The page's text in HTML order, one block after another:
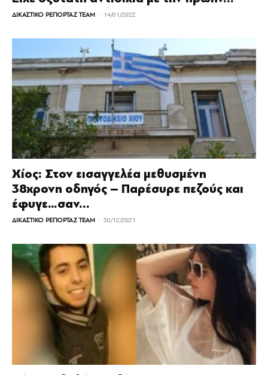
ΔΙΚΑΣΤΙΚΟ ΡΕΠΟΡΤΑΖ TEAM - 14/01/2022
Χίος: Στον εισαγγελέα μεθυσμένη
38χρονη οδηγός – Παρέσυρε πεζούς και
έφυγε…σαν...
ΔΙΚΑΣΤΙΚΟ ΡΕΠΟΡΤΑΖ TEAM - 30/12/2021